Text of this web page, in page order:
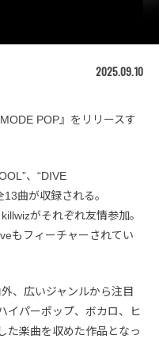
2025.09.10
POP』をリリースす
、“DIVE
曲が収録される。
がそれぞれ友情参加。
もフィーチャーされてい
、広いジャンルから注目
イパーポップ、ボカロ、ヒ
た楽曲を収めた作品となっ